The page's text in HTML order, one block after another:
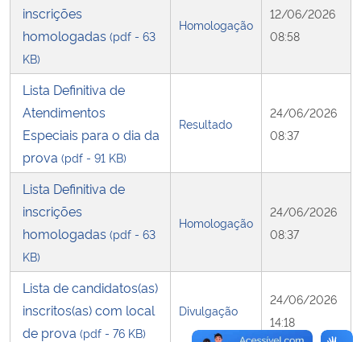
inscrições
homologadas (pdf - 63
KB)
Homologação
12/06/2026
08:58
Lista Definitiva de
Atendimentos
Especiais para o dia da
prova (pdf - 91 KB)
Resultado
24/06/2026
08:37
Lista Definitiva de
inscrições
homologadas (pdf - 63
KB)
Homologação
24/06/2026
08:37
Lista de candidatos(as)
inscritos(as) com local
de prova (pdf - 76 KB)
Divulgação
24/06/2026
14:18